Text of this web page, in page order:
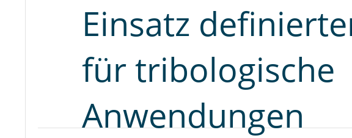
Einsatz
für tribologische
Anwendungen